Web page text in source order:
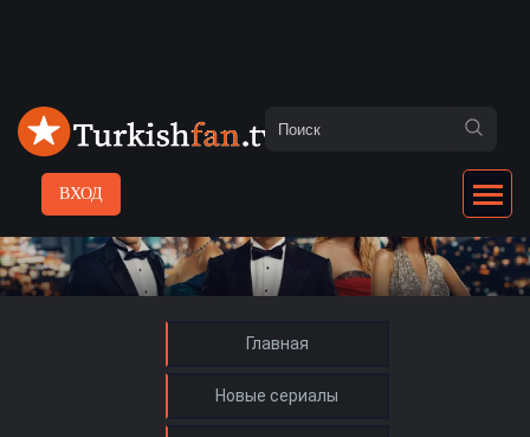
ВХОД
Главная
Новые сериалы